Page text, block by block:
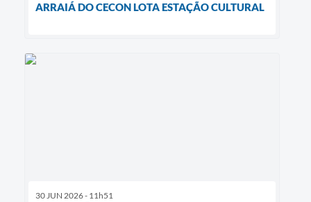
ARRAIÁ DO CECON LOTA ESTAÇÃO CULTURAL
30 JUN 2026 - 11h51